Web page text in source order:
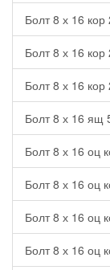
Болт 8 х 16
Болт 8 х 16
Болт 8 х 16
Болт 8 х 16 ящ
Болт 8 х 16 оц
Болт 8 х 16 оц
Болт 8 х 16 оц
Болт 8 х 16 оц